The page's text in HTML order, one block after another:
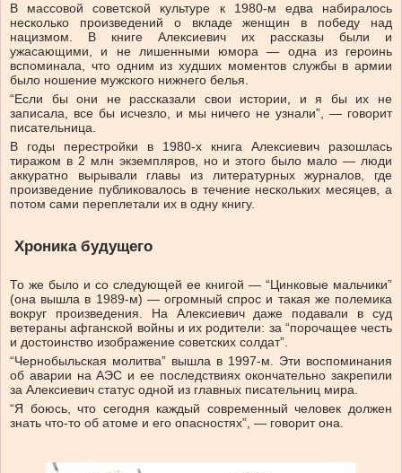
В массовой советской культуре к 1980-м едва набиралось
несколько произведений о вкладе женщин в победу над
нацизмом. В книге Алексиевич их рассказы были и
ужасающими, и не лишенными юмора — одна из героинь
вспоминала, что одним из худших моментов службы в армии
было ношение мужского нижнего белья.
“Если бы они не рассказали свои истории, и я бы их не
записала, все бы исчезло, и мы ничего не узнали”, — говорит
писательница.
В годы перестройки в 1980-х книга Алексиевич разошлась
тиражом в 2 млн экземпляров, но и этого было мало — люди
аккуратно вырывали главы из литературных журналов, где
произведение публиковалось в течение нескольких месяцев, а
потом сами переплетали их в одну книгу.
Хроника будущего
То же было и со следующей ее книгой — “Цинковые мальчики”
(она вышла в 1989-м) — огромный спрос и такая же полемика
вокруг произведения. На Алексиевич даже подавали в суд
ветераны афганской войны и их родители: за “порочащее честь
и достоинство изображение советских солдат”.
“Чернобыльская молитва” вышла в 1997-м. Эти воспоминания
об аварии на АЭС и ее последствиях окончательно закрепили
за Алексиевич статус одной из главных писательниц мира.
“Я боюсь, что сегодня каждый современный человек должен
знать что-то об атоме и его опасностях”, — говорит она.